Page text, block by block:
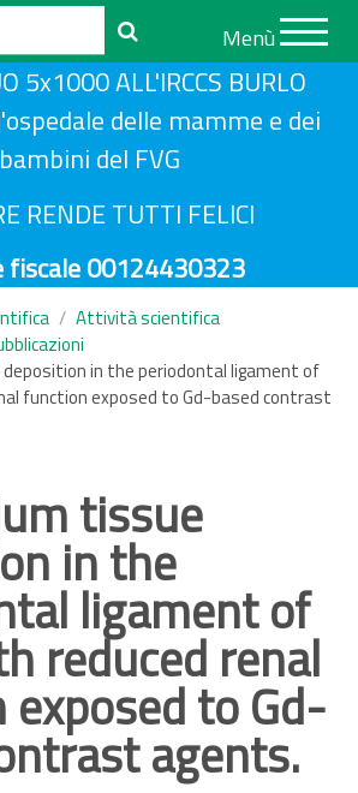
5x1000 ALL'IRCCS BURLO
delle mamme e dei
bambini del FVG
RENDE TUTTI FELICI
fiscale 00124430323
Menù
Attività scientifica
in the periodontal ligament of
function exposed to Gd-based contrast
tissue
in the
ligament of
reduced renal
to Gd-
agents.